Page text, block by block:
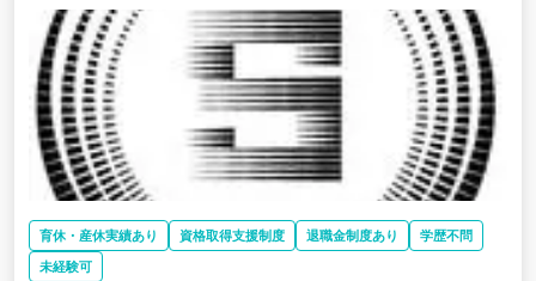
育休・産休実績あり 資格取得支援制度 退職金制度あり
学歴不問
未経験可